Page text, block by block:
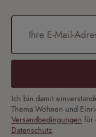
E-Mail-Adresse
Ich bin damit
Thema Wohnen und
Versandbedingungen für
Datenschutz.